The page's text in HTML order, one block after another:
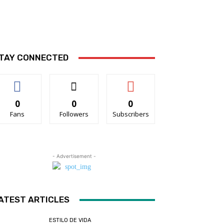
CONNECTED
0
Fans
0
Followers
0
Subscribers
- Advertisement -
ARTICLES
ESTILO DE VIDA